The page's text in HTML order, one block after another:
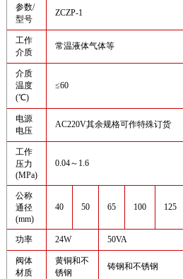
参数/
型号
ZCZP-1
工作
介质
常温液体气体等
介质
温度
(℃)
≤60
电源
电压
AC220V其余规格可作特殊订货
工作
压力
(MPa)
0.04～1.6
公称
通径
(mm)
40 50 65 100 125
功率 24W 50VA
阀体
材质
黄铜和不
锈钢
铸钢和不锈钢